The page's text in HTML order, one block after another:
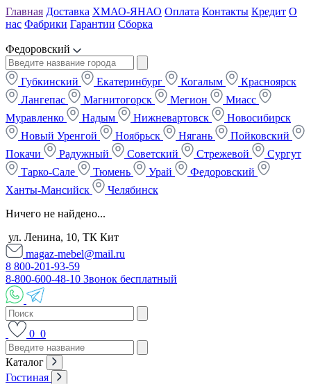
Главная Доставка ХМАО-ЯНАО Оплата Контакты Кредит О
нас Фабрики Гарантии Сборка
Федоровский
Губкинский Екатеринбург Когалым
Красноярск
Лангепас
Магнитогорск Мегион
Миасс
Муравленко
Надым Нижневартовск
Новосибирск
Новый Уренгой
Ноябрьск Нягань
Пойковский
Покачи
Радужный Советский Стрежевой
Сургут
Тарко-Сале
Тюмень Урай
Федоровский
Ханты-Мансийск
Челябинск
Ничего не найдено...
ул. Ленина, 10, ТК Кит
magaz-mebel@mail.ru
8 800-201-93-59
8-800-600-48-10 Звонок бесплатный
0 0
Каталог
Гостиная